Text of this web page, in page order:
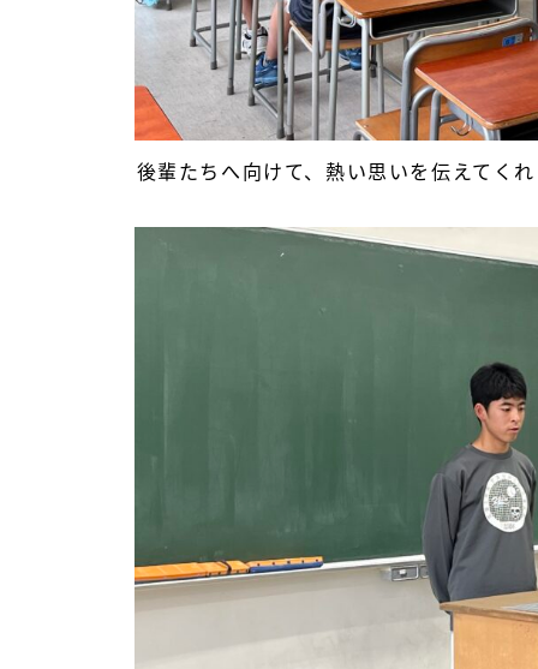
後輩たちへ向けて、熱い思いを伝えてく